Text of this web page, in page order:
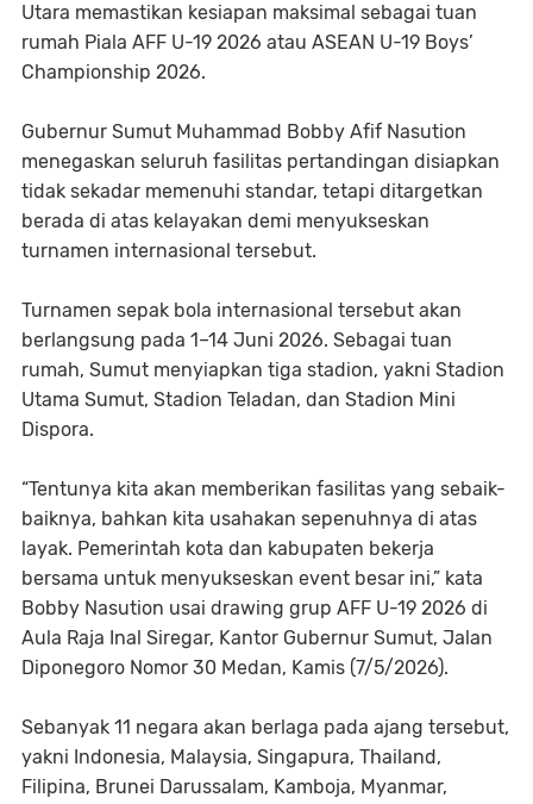
Utara memastikan kesiapan maksimal sebagai tuan
rumah Piala AFF U-19 2026 atau ASEAN U-19 Boys’
Championship 2026.
Gubernur Sumut Muhammad Bobby Afif Nasution
menegaskan seluruh fasilitas pertandingan disiapkan
tidak sekadar memenuhi standar, tetapi ditargetkan
berada di atas kelayakan demi menyukseskan
turnamen internasional tersebut.
Turnamen sepak bola internasional tersebut akan
berlangsung pada 1–14 Juni 2026. Sebagai tuan
rumah, Sumut menyiapkan tiga stadion, yakni Stadion
Utama Sumut, Stadion Teladan, dan Stadion Mini
Dispora.
“Tentunya kita akan memberikan fasilitas yang sebaik-
baiknya, bahkan kita usahakan sepenuhnya di atas
layak. Pemerintah kota dan kabupaten bekerja
bersama untuk menyukseskan event besar ini,” kata
Bobby Nasution usai drawing grup AFF U-19 2026 di
Aula Raja Inal Siregar, Kantor Gubernur Sumut, Jalan
Diponegoro Nomor 30 Medan, Kamis (7/5/2026).
Sebanyak 11 negara akan berlaga pada ajang tersebut,
yakni Indonesia, Malaysia, Singapura, Thailand,
Filipina, Brunei Darussalam, Kamboja, Myanmar,